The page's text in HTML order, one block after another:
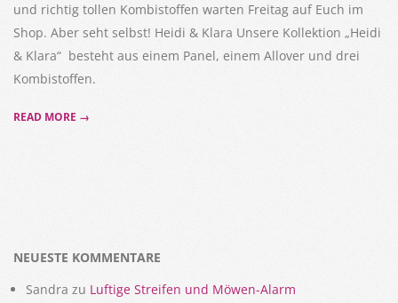
und richtig tollen Kombistoffen warten Freitag auf Euch im
Shop. Aber seht selbst! Heidi & Klara Unsere Kollektion „Heidi
& Klara“ besteht aus einem Panel, einem Allover und drei
Kombistoffen.
READ MORE →
NEUESTE KOMMENTARE
Sandra zu Luftige Streifen und Möwen-Alarm